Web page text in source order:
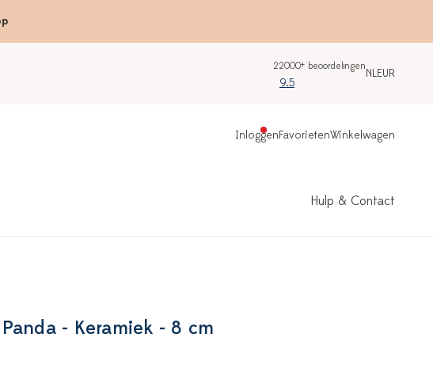
22000+ beoordelingen
9.5
NLEUR
InloggenFavorietenWinkelwagen
Hulp & Contact
- Keramiek - 8 cm